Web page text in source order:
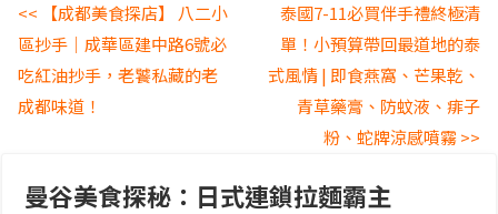
<< 【成都美食探店】 八二小
區抄手｜成華區建中路6號必
吃紅油抄手，老饕私藏的老
成都味道！
泰國7-11必買伴手禮終極清
單！小預算帶回最道地的泰
式風情 | 即食燕窩、芒果乾、
青草藥膏、防蚊液、痱子
粉、蛇牌涼感噴霧 >>
曼谷美食探秘：日式連鎖拉麵霸主